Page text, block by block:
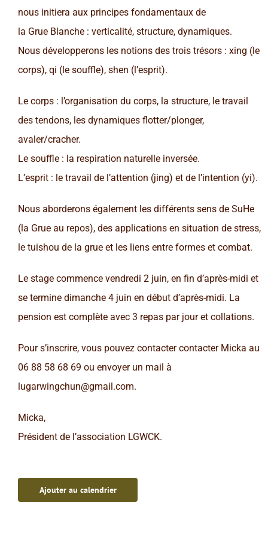
nous initiera aux principes fondamentaux de
la Grue Blanche : verticalité, structure, dynamiques.
Nous développerons les notions des trois trésors : xing (le
corps), qi (le souffle), shen (l’esprit).
Le corps : l’organisation du corps, la structure, le travail
des tendons, les dynamiques flotter/plonger,
avaler/cracher.
Le souffle : la respiration naturelle inversée.
L’esprit : le travail de l’attention (jing) et de l’intention (yi).
Nous aborderons également les différents sens de SuHe
(la Grue au repos), des applications en situation de stress,
le tuishou de la grue et les liens entre formes et combat.
Le stage commence vendredi 2 juin, en fin d’après-midi et
se termine dimanche 4 juin en début d’après-midi. La
pension est complète avec 3 repas par jour et collations.
Pour s’inscrire, vous pouvez contacter contacter Micka au
06 88 58 68 69 ou envoyer un mail à
lugarwingchun@gmail.com.
Micka,
Président de l’association LGWCK.
Ajouter au calendrier